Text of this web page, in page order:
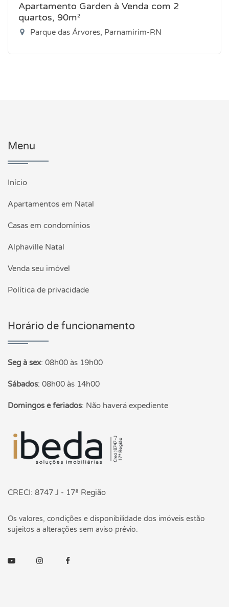
Apartamento Garden à Venda com 2
quartos, 90m²
Parque das Árvores, Parnamirim-RN
Menu
Início
Apartamentos em Natal
Casas em condomínios
Alphaville Natal
Venda seu imóvel
Política de privacidade
Horário de funcionamento
Seg à sex: 08h00 às 19h00
Sábados: 08h00 às 14h00
Domingos e feriados: Não haverá expediente
Página inicial
CRECI: 8747 J - 17ª Região
Os valores, condições e disponibilidade dos imóveis estão
sujeitos a alterações sem aviso prévio.
YoutubeInstagramFacebook